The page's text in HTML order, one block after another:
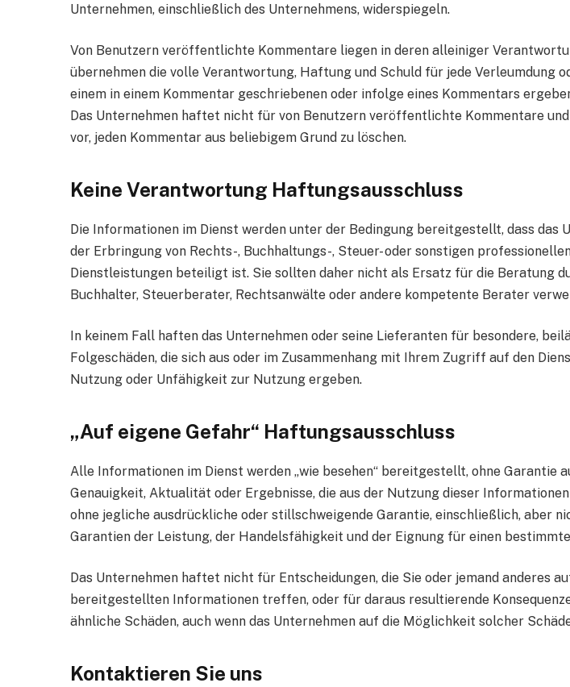
Unternehmen, einschließlich des Unternehmens, widerspiegeln.
Von Benutzern veröffentlichte Kommentare liegen in deren alleiniger
übernehmen die volle Verantwortung, Haftung und Schuld für jede Verleumdung
einem in einem Kommentar geschriebenen oder infolge eines Kommentars
Das Unternehmen haftet nicht für von Benutzern veröffentlichte Kommentare
vor, jeden Kommentar aus beliebigem Grund zu löschen.
Keine Verantwortung Haftungsausschluss
Die Informationen im Dienst werden unter der Bedingung bereitgestellt, dass das
der Erbringung von Rechts-, Buchhaltungs-, Steuer- oder sonstigen
Dienstleistungen beteiligt ist. Sie sollten daher nicht als Ersatz für die Beratung
Buchhalter, Steuerberater, Rechtsanwälte oder andere kompetente Berater
In keinem Fall haften das Unternehmen oder seine Lieferanten für besondere,
Folgeschäden, die sich aus oder im Zusammenhang mit Ihrem Zugriff auf den
Nutzung oder Unfähigkeit zur Nutzung ergeben.
„Auf eigene Gefahr“ Haftungsausschluss
Alle Informationen im Dienst werden „wie besehen“ bereitgestellt, ohne Garantie
Genauigkeit, Aktualität oder Ergebnisse, die aus der Nutzung dieser
ohne jegliche ausdrückliche oder stillschweigende Garantie, einschließlich, aber
Garantien der Leistung, der Handelsfähigkeit und der Eignung für einen
Das Unternehmen haftet nicht für Entscheidungen, die Sie oder jemand anderes
bereitgestellten Informationen treffen, oder für daraus resultierende
ähnliche Schäden, auch wenn das Unternehmen auf die Möglichkeit solcher
Kontaktieren Sie uns